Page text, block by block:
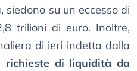
siedono su un eccesso di
trilioni di euro. Inoltre,
di ieri indetta dalla
richieste di liquidità da